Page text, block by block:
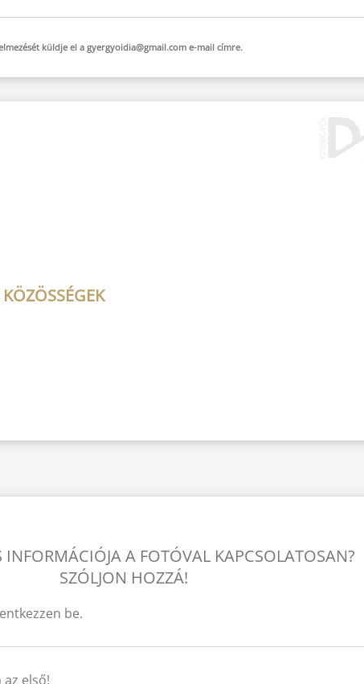
küldje el agyergyoidia@gmail.com e-mailcímre.
A FOTÓVAL KAPCSOLATOSAN?
SZÓLJON HOZZÁ!
be.
első!